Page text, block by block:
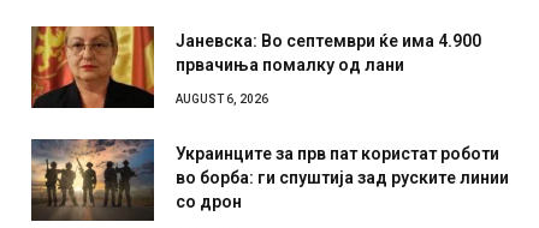
Јаневска: Во септември ќе има 4.900
првачиња помалку од лани
AUGUST 6, 2026
Украинците за прв пат користат роботи
во борба: ги спуштија зад руските линии
со дрон